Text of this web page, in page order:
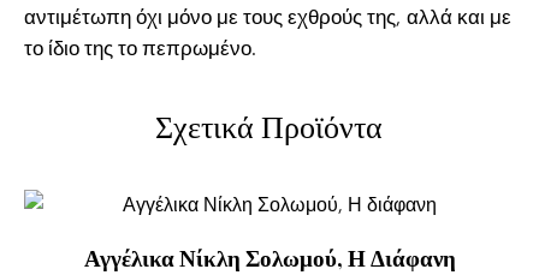
αντιμέτωπη όχι μόνο με τους εχθρούς της, αλλά και με
το ίδιο της το πεπρωμένο.
Σχετικά Προϊόντα
Αγγέλικα Νίκλη Σολωμού, Η Διάφανη